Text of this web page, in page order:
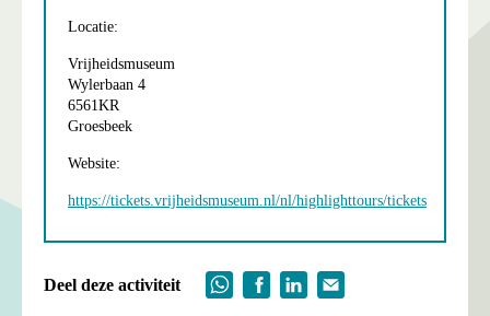
Locatie:
Vrijheidsmuseum
Wylerbaan 4
6561KR
Groesbeek
Website:
https://tickets.vrijheidsmuseum.nl/nl/highlighttours/tickets
Deel deze activiteit